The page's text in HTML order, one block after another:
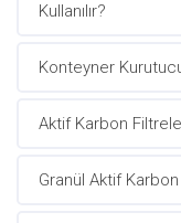
Kullanılır?
Konteyner
Aktif Karbon
Granül Aktif